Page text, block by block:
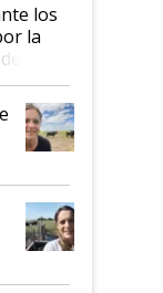
los
la
de
un